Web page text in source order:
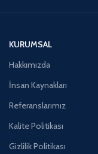
KURUMSAL
Hakkımızda
İnsan Kaynakları
Referanslarımız
Kalite Politikası
Gizlilik Politikası